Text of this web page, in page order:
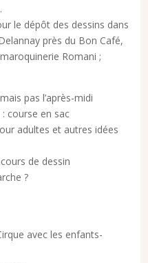
le dépôt des dessins dans
près du Bon Café,
Romani ;
pas l’après-midi
course en sac
adultes et autres idées
de dessin
?
avec les enfants-